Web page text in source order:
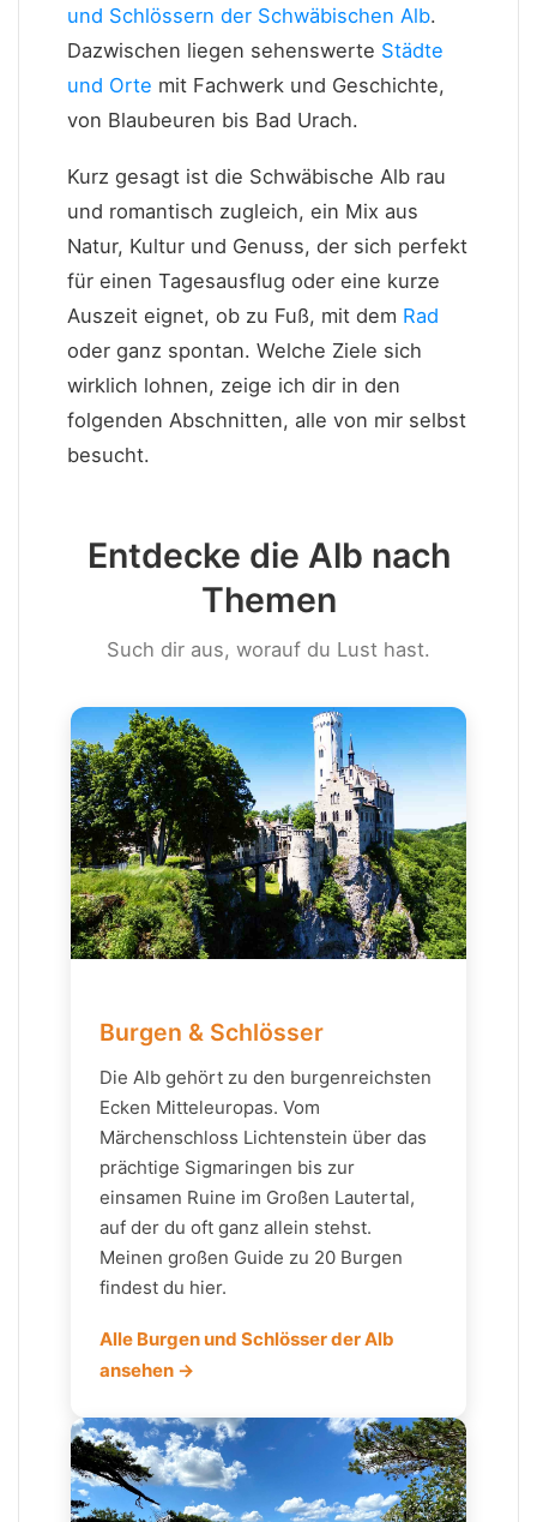
und Schlössern der Schwäbischen Alb.
Dazwischen liegen sehenswerte Städte
und Orte mit Fachwerk und Geschichte,
von Blaubeuren bis Bad Urach.
Kurz gesagt ist die Schwäbische Alb rau
und romantisch zugleich, ein Mix aus
Natur, Kultur und Genuss, der sich perfekt
für einen Tagesausflug oder eine kurze
Auszeit eignet, ob zu Fuß, mit dem Rad
oder ganz spontan. Welche Ziele sich
wirklich lohnen, zeige ich dir in den
folgenden Abschnitten, alle von mir selbst
besucht.
Entdecke die Alb nach
Themen
Such dir aus, worauf du Lust hast.
Burgen & Schlösser
Die Alb gehört zu den burgenreichsten
Ecken Mitteleuropas. Vom
Märchenschloss Lichtenstein über das
prächtige Sigmaringen bis zur
einsamen Ruine im Großen Lautertal,
auf der du oft ganz allein stehst.
Meinen großen Guide zu 20 Burgen
findest du hier.
Alle Burgen und Schlösser der Alb
ansehen →